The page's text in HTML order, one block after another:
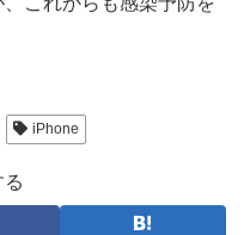
iPhone
る